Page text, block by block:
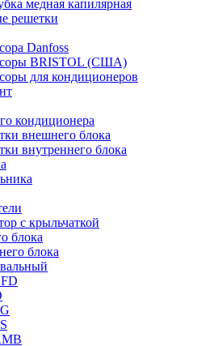
медная капилярная
решетки
Danfoss
BRISTOL (США)
для кондиционеров
кондиционера
внешнего блока
внутреннего блока
с крыльчаткой
блока
блока